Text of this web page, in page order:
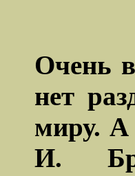
Очень
нет
миру. А
И.